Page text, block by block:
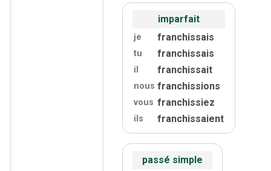
imparfait
je franchissais
tu franchissais
il franchissait
nous franchissions
vous franchissiez
ils franchissaient
passé simple